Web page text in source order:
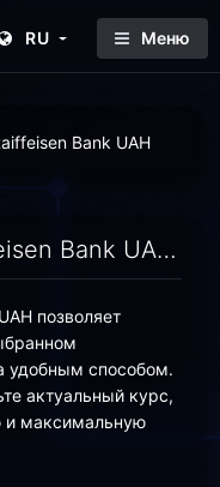
Меню
RU
Bank UAH
Обмен Litecoin на Raiffeisen Bank UAH онлайн — выгодный курс | Cryptabar
позволяет
удобным способом.
актуальный курс,
и максимальную